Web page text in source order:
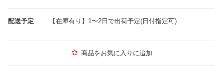
配送予定 【在庫有り】1〜2日で出荷予定(日付指定可)
商品をお気に入りに追加